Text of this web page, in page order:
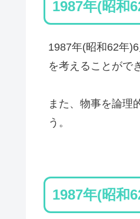
1987年(昭和
1987年(昭和62年
を考えることがで
また、物事を論理
う。
1987年(昭和